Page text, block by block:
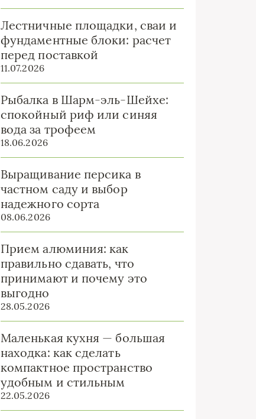
Лестничные площадки, сваи и
фундаментные блоки: расчет
перед поставкой
11.07.2026
Рыбалка в Шарм-эль-Шейхе:
спокойный риф или синяя
вода за трофеем
18.06.2026
Выращивание персика в
частном саду и выбор
надежного сорта
08.06.2026
Прием алюминия: как
правильно сдавать, что
принимают и почему это
выгодно
28.05.2026
Маленькая кухня — большая
находка: как сделать
компактное пространство
удобным и стильным
22.05.2026